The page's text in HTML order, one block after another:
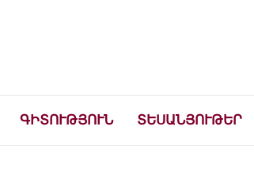
ԳԻՏՈՒԹՅՈՒՆ ՏԵՍԱՆՅՈՒԹԵՐ